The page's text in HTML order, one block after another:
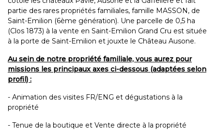
partie des rares propriétés familiales, famille MASSON, de
Saint-Emilion (6ème génération). Une parcelle de 0,5 ha
(Clos 1873) à la vente en Saint-Emilion Grand Cru est située
à la porte de Saint-Emilion et jouxte le Château Ausone.
Au sein de notre propriété familiale, vous aurez pour
missions les principaux axes ci-dessous (adaptées selon
profil) :
- Animation des visites FR/ENG et dégustations à la
propriété
- Tenue de la boutique et Vente directe à la propriété